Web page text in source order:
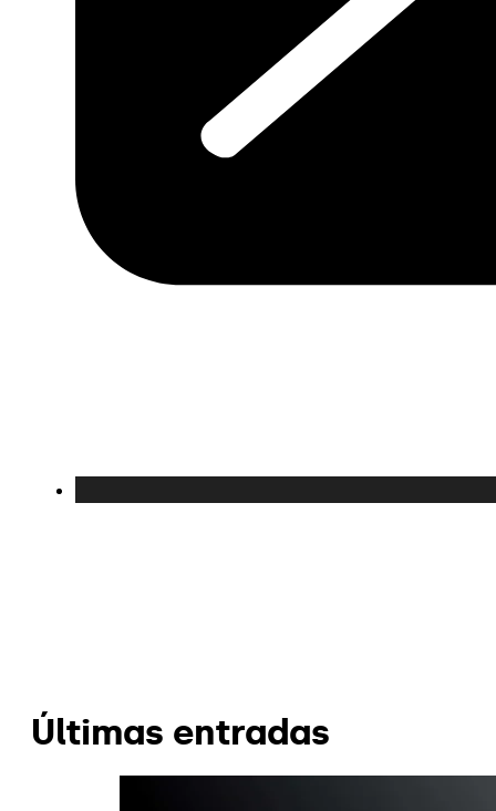
Últimas entradas